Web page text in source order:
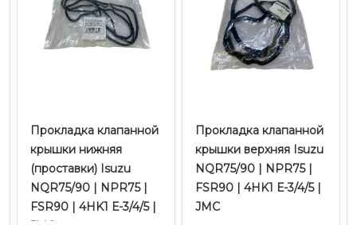
Прокладка клапанной
крышки нижняя
(проставки) Isuzu
NQR75/90 | NPR75 |
FSR90 | 4HK1 Е-3/4/5 |
Прокладка клапанной
крышки верхняя Isuzu
NQR75/90 | NPR75 |
FSR90 | 4HK1 Е-3/4/5 |
JMC